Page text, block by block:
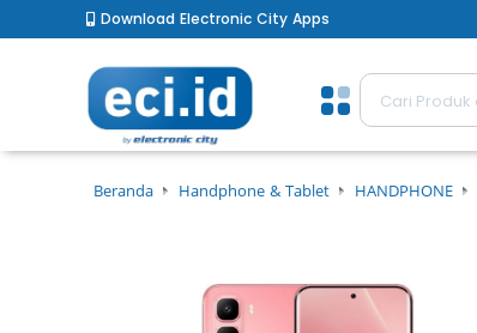
Download Electronic City Apps
Beranda Handphone & Tablet HANDPHONE